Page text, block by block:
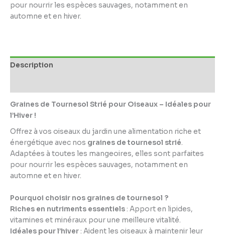
pour nourrir les espèces sauvages, notamment en
automne et en hiver.
Description
Graines de Tournesol Strié pour Oiseaux – Idéales pour
l’Hiver !
Offrez à vos oiseaux du jardin une alimentation riche et
énergétique avec nos graines de tournesol strié.
Adaptées à toutes les mangeoires, elles sont parfaites
pour nourrir les espèces sauvages, notamment en
automne et en hiver.
Pourquoi choisir nos graines de tournesol ?
Riches en nutriments essentiels: Apport en lipides,
vitamines et minéraux pour une meilleure vitalité.
Idéales pour l’hiver: Aident les oiseaux à maintenir leur